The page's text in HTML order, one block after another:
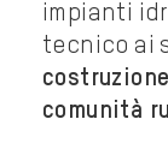
impianti
tecnico ai
comunità